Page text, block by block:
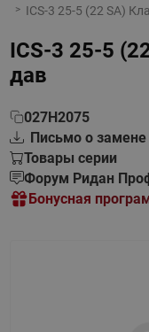
ICS-3 25-5 (22 SA)
ICS-3 25-5
дав
027H2075
Письмо о замене
Товары серии
Форум Ридан
Бонусная